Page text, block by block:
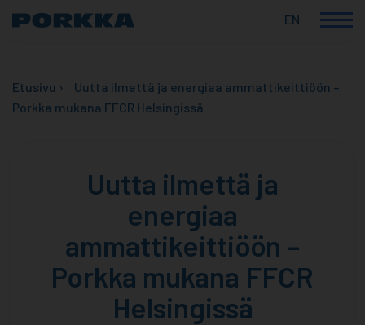
content
Korkealaatuiset
EN
Etusivu ›
Uutta ilmettä ja energiaa ammattikeittiöön –
Porkka mukana FFCR Helsingissä
Uutta ilmettä ja
energiaa
ammattikeittiöön –
Porkka mukana FFCR
Helsingissä